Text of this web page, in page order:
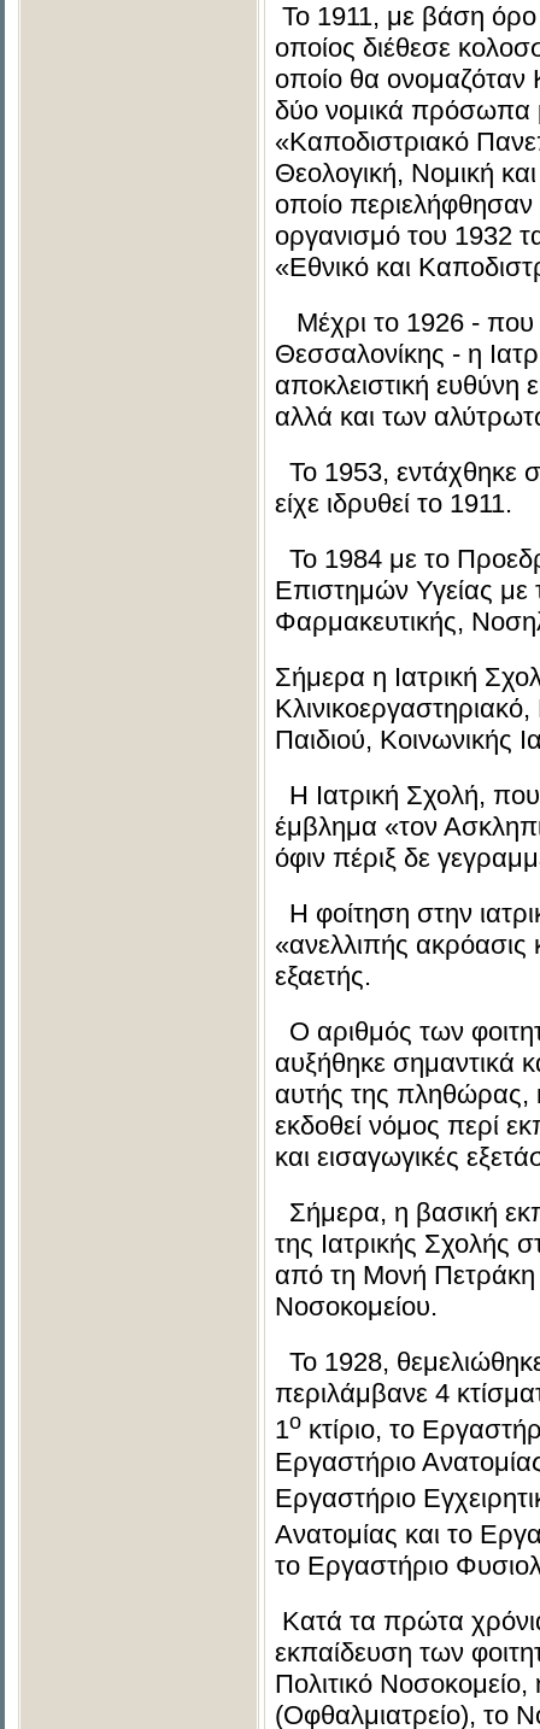
Το 1911, με βάση όρο
οποίος διέθεσε
οποίο θα ονομαζόταν
δύο νομικά πρόσωπα
«Καποδιστριακό
Θεολογική, Νομική
οποίο
οργανισμό του 1932
«Εθνικό και
Μέχρι το 1926 - που
Θεσσαλονίκης - η
αποκλειστική ευθύνη
αλλά και των
Το 1953, εντάχθηκε
είχε ιδρυθεί το 1911.
Το 1984 με το
Επιστημών Υγείας με
Φαρμακευτικής,
Σήμερα η Ιατρική
Παιδιού, Κοινωνικής
Η Ιατρική Σχολή,
έμβλημα «τον
όφιν πέριξ δε
Η φοίτηση στην
«ανελλιπής ακρόασις
εξαετής.
Ο αριθμός των
αυξήθηκε σημαντικά
αυτής της πληθώρας,
εκδοθεί νόμος περί
και εισαγωγικές
Σήμερα, η βασική
της Ιατρικής Σχολής
από τη Μονή Πετράκη
Νοσοκομείου.
Το 1928,
περιλάμβανε 4
1ο κτίριο, το
Εργαστήριο
Εργαστήριο
Ανατομίας και το
το Εργαστήριο
Κατά τα πρώτα
εκπαίδευση των
Πολιτικό
(Οφθαλμιατρείο), το